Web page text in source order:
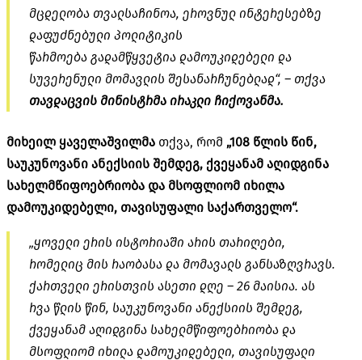
მცდელობა თვალსაჩინოა, ეროვნულ ინტერესებზე
დაფუძნებული პოლიტიკის
წარმოება გადამწყვეტია დამოუკიდებელი და
სუვერენული მომავლის შესანარჩუნებლად“, – თქვა
თავდაცვის მინისტრმა ირაკლი ჩიქოვანმა.
მიხეილ ყაველაშვილმა თქვა, რომ „108 წლის წინ,
საუკუნოვანი ანექსიის შემდეგ, ქვეყანამ აღიდგინა
სახელმწიფოებრიობა და მსოფლიომ იხილა
დამოუკიდებელი, თავისუფალი საქართველო“.
„ყოველი ერის ისტორიაში არის თარიღები,
რომელიც მის რაობასა და მომავალს განსაზღვრავს.
ქართველი ერისთვის ასეთი დღე – 26 მაისია. ას
რვა წლის წინ, საუკუნოვანი ანექსიის შემდეგ,
ქვეყანამ აღიდგინა სახელმწიფოებრიობა და
მსოფლიომ იხილა დამოუკიდებელი, თავისუფალი